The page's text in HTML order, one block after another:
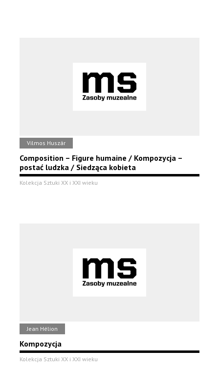
Vilmos Huszár
Composition – Figure humaine / Kompozycja –
postać ludzka / Siedząca kobieta
Kolekcja Sztuki XX i XXI wieku
Jean Hélion
Kompozycja
Kolekcja Sztuki XX i XXI wieku